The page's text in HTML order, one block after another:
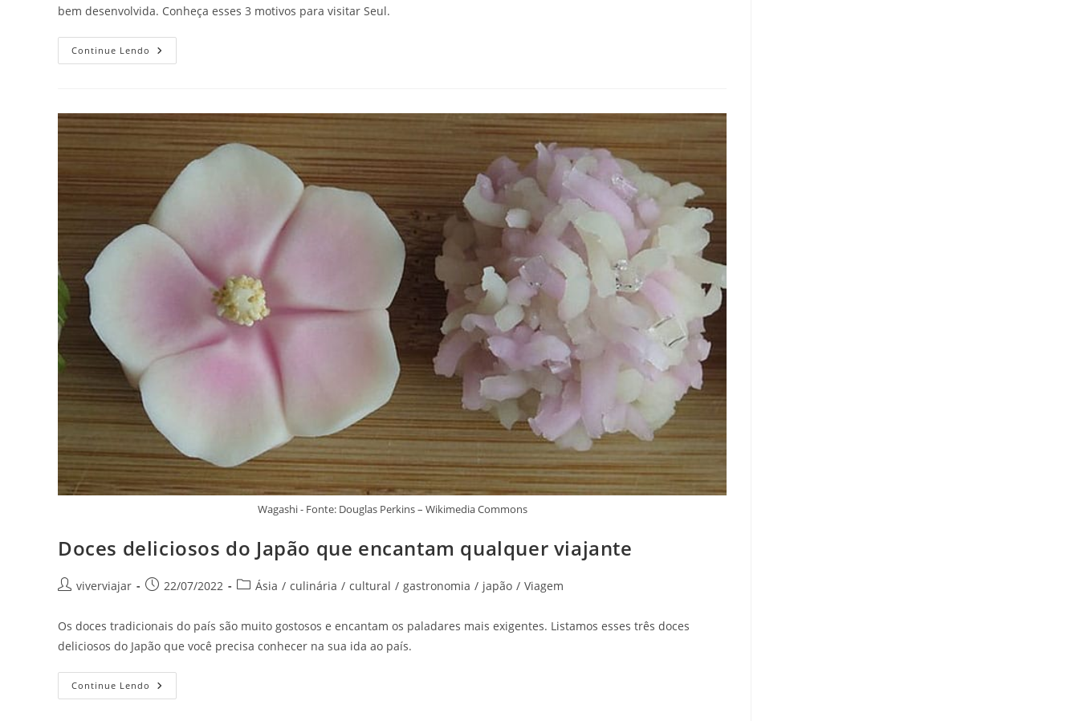
bem desenvolvida. Conheça esses 3 motivos para visitar Seul.
Continue Lendo
Motivos
Coréia
Do
Sul,
E
Apaixonar
Pela
Cidade
Wagashi - Fonte: Douglas Perkins – Wikimedia Commons
Doces deliciosos do Japão que encantam qualquer viajante
Autor
post:
viverviajar
Post22/07/2022
Categoria
post:
Ásia / culinária / cultural / gastronomia / japão / Viagem
Os doces tradicionais do país são muito gostosos e encantam os paladares mais exigentes. Listamos esses três doces
deliciosos do Japão que você precisa conhecer na sua ida ao país.
Continue Lendo Doces
Deliciosos